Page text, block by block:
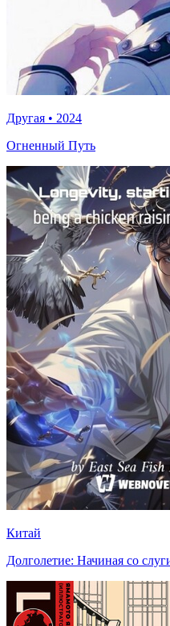
Другая • 2024
Огненный Путь
Китай
Долголетие: Начиная со